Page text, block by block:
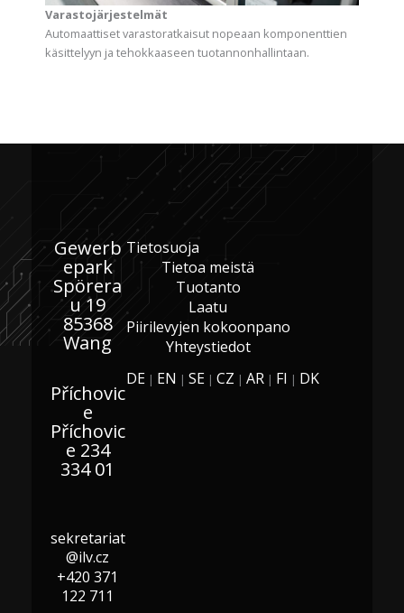
Varastojärjestelmät
Automaattiset varastoratkaisut nopeaan komponenttien
käsittelyyn ja tehokkaaseen tuotannonhallintaan.
Gewerb
epark
Spörera
u 19
85368
Wang
Příchovic
e
Příchovic
e 234
334 01
sekretariat
@ilv.cz
+420 371
122 711
Tietosuoja
Tietoa meistä
Tuotanto
Laatu
Piirilevyjen kokoonpano
Yhteystiedot
DE| EN | SE| CZ | AR| FI | DK